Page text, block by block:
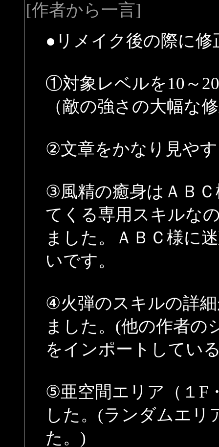
[作者から一言]
●リメイク後の際に修
①対象レベルを10～
（敵の強さの大幅な
②文章をかなり見や
③風精の癒身はＡＢ
てくる専用スキルな
ました。ＡＢＣ様に
いです。
④火弾のスキルの詳
ました。(他の作者の
をインポートしてい
⑤亜空間エリア（１F
した。(ランダムエリ
た。)